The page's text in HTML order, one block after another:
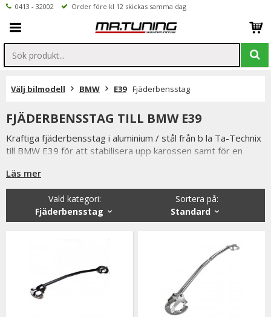
0413 - 32002 Order före kl 12 skickas samma dag
Välj bilmodell BMW E39 Fjäderbensstag
FJÄDERBENSSTAG TILL BMW E39
Kraftiga fjäderbensstag i aluminium / stål från b la Ta-Technix
till BMW E39 för att stabilisera upp karossen samt för en
styva upp karrosen med.
Nedan listar vi våra mest populära fjäderbensstag till BMW
Läs mer
Sortera på:
Standard
Vald kategori:
Fjäderbensstag